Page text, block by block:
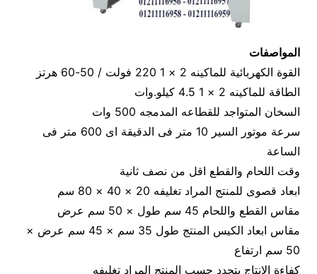
المواصفات
القوة الكهربائية للماكينه 2 × 1 220 فولت / 50-60 هرتز
الطاقة للماكينه 2 × 1 4.5 كيلو.وات
السخان المتواجد للقطاعه المدمجه 500 وات
سرعة موتور السير 10 متر فى الدقيقة اى 600 متر فى
الساعة
وقت اللحام والقطع اقل من نصف ثانية
ابعاد قصوى للمنتج المراد تغليفه 20 × 40 × 80 سم
مقاس القطع واللحام 45 سم طول × 50 سم عرض
مقاس ابعاد الكيس المنتج طول 35 سم × 45 سم عرض ×
50 سم ارتفاع
كفاءة الانتاج يتحدد حسب المنتج المراد تغليفه